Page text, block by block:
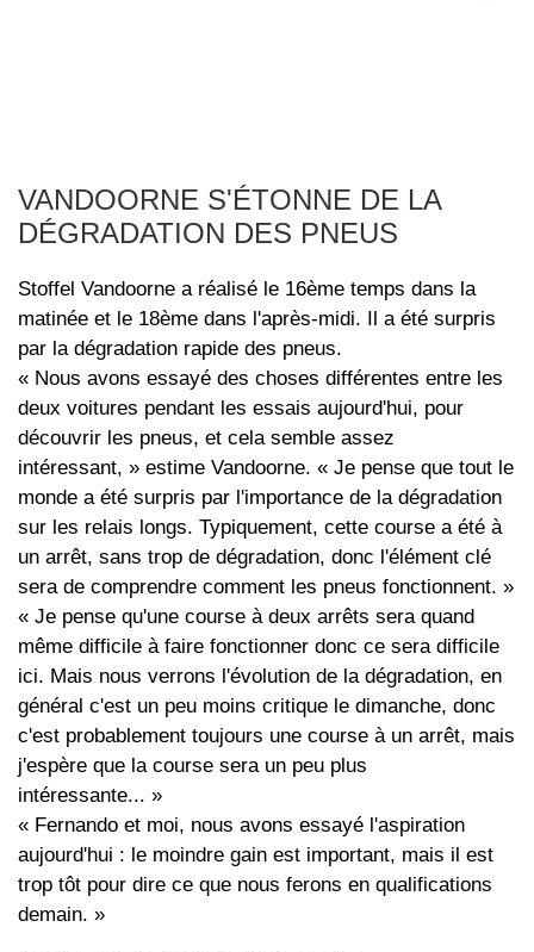
VANDOORNE S'ÉTONNE DE LA
DÉGRADATION DES PNEUS
Stoffel Vandoorne a réalisé le 16ème temps dans la
matinée et le 18ème dans l'après-midi. Il a été surpris
par la dégradation rapide des pneus.
« Nous avons essayé des choses différentes entre les
deux voitures pendant les essais aujourd'hui, pour
découvrir les pneus, et cela semble assez
intéressant, » estime Vandoorne. « Je pense que tout le
monde a été surpris par l'importance de la dégradation
sur les relais longs. Typiquement, cette course a été à
un arrêt, sans trop de dégradation, donc l'élément clé
sera de comprendre comment les pneus fonctionnent. »
« Je pense qu'une course à deux arrêts sera quand
même difficile à faire fonctionner donc ce sera difficile
ici. Mais nous verrons l'évolution de la dégradation, en
général c'est un peu moins critique le dimanche, donc
c'est probablement toujours une course à un arrêt, mais
j'espère que la course sera un peu plus
intéressante... »
« Fernando et moi, nous avons essayé l'aspiration
aujourd'hui : le moindre gain est important, mais il est
trop tôt pour dire ce que nous ferons en qualifications
demain. »